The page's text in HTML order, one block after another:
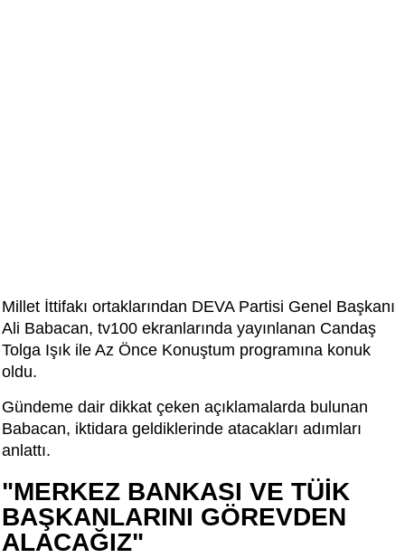
Millet İttifakı ortaklarından DEVA Partisi Genel Başkanı
Ali Babacan, tv100 ekranlarında yayınlanan Candaş
Tolga Işık ile Az Önce Konuştum programına konuk
oldu.
Gündeme dair dikkat çeken açıklamalarda bulunan
Babacan, iktidara geldiklerinde atacakları adımları
anlattı.
"MERKEZ BANKASI VE TÜİK
BAŞKANLARINI GÖREVDEN
ALACAĞIZ"